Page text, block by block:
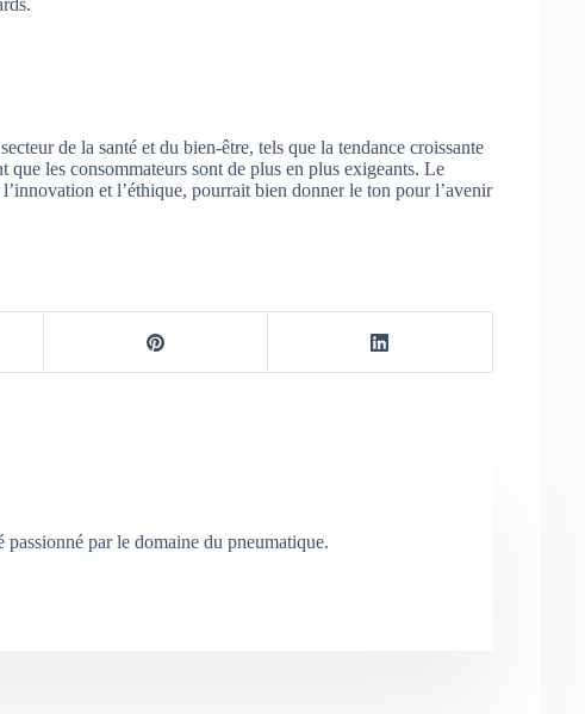
de la santé et du bien-être, tels que la tendance croissante
les consommateurs sont de plus en plus exigeants. Le
et l’éthique, pourrait bien donner le ton pour l’avenir
par le domaine du pneumatique.